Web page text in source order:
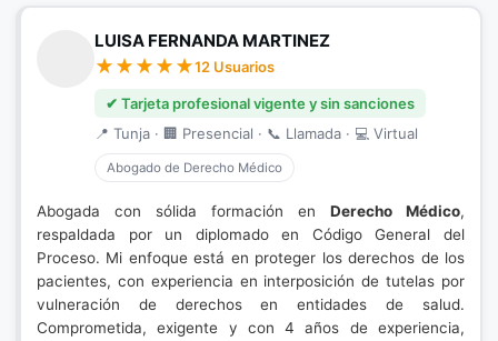
LUISA FERNANDA MARTINEZ
12 Usuarios
✔ Tarjeta profesional vigente y sin sanciones
📍 Tunja · 🏢 Presencial · 📞 Llamada · 💻 Virtual
Abogado de Derecho Médico
Abogada con sólida formación en Derecho Médico,
respaldada por un diplomado en Código General del
Proceso. Mi enfoque está en proteger los derechos de los
pacientes, con experiencia en interposición de tutelas por
vulneración de derechos en entidades de salud.
Comprometida, exigente y con 4 años de experiencia,